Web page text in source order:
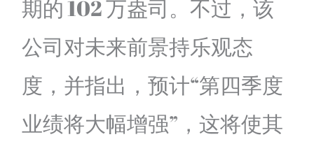
期的 102 万盎司。不过，该
公司对未来前景持乐观态
度，并指出，预计“第四季度
业绩将大幅增强”，这将使其